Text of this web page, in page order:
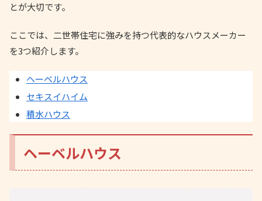
とが大切です。
ここでは、二世帯住宅に強みを持つ代表的なハウスメーカー
を3つ紹介します。
ヘーベルハウス
セキスイハイム
積水ハウス
ヘーベルハウス